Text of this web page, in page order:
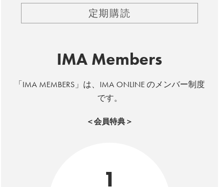
定期購読
IMA Members
「IMA MEMBERS」は、IMA ONLINE のメンバー制度
です。
＜会員特典＞
1